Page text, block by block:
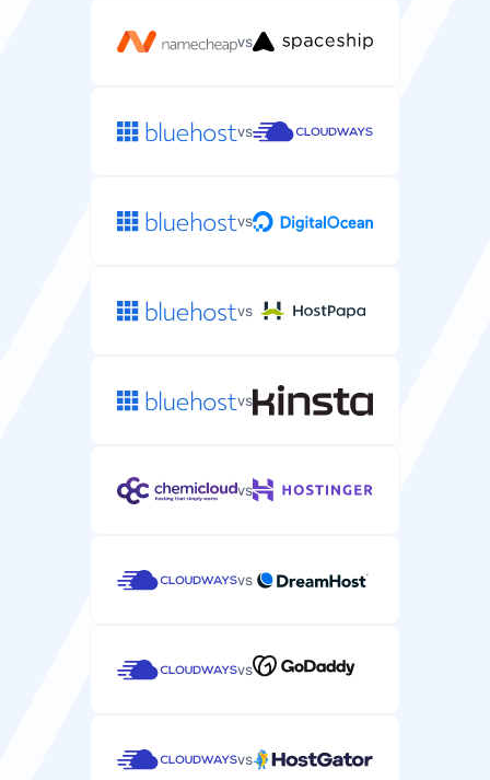
vs
vs
vs
vs
vs
vs
vs
vs
vs